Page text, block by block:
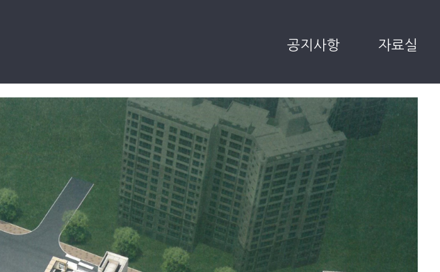
공지사항 자료실